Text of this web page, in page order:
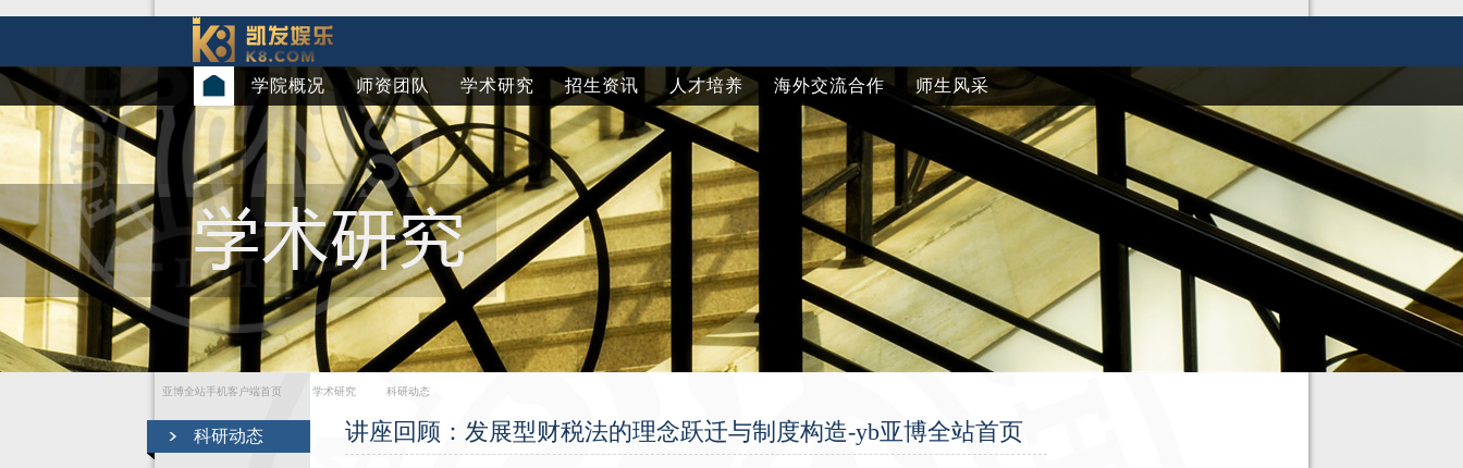
学院概况 师资团队 学术研究 招生资讯 人才培养 海外交流合作 师生风采
亚博全站手机客户端首页 学术研究 科研动态
科研动态 讲座回顾：发展型财税法的理念跃迁与制度构造-yb亚博全站首页